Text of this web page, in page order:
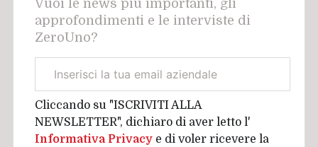
Vuoi le news più importanti, gli
approfondimenti e le interviste di
ZeroUno?
aziendale
Cliccando su "ISCRIVITI ALLA
NEWSLETTER", dichiaro di aver letto l'
Informativa Privacy e di voler ricevere la